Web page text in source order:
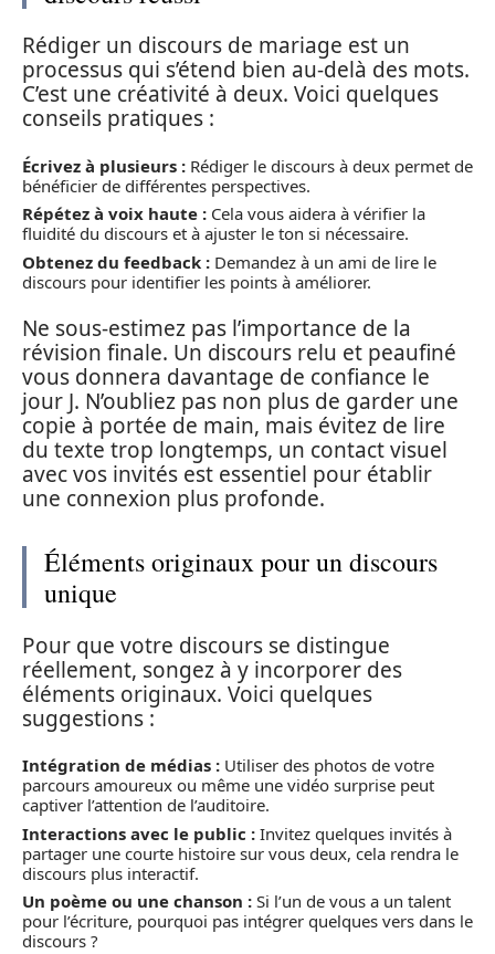
Rédiger un discours de mariage est un
processus qui s’étend bien au-delà des mots.
C’est une créativité à deux. Voici quelques
conseils pratiques :
Écrivez à plusieurs : Rédiger le discours à deux permet de
bénéficier de différentes perspectives.
Répétez à voix haute : Cela vous aidera à vérifier la
fluidité du discours et à ajuster le ton si nécessaire.
Obtenez du feedback : Demandez à un ami de lire le
discours pour identifier les points à améliorer.
Ne sous-estimez pas l’importance de la
révision finale. Un discours relu et peaufiné
vous donnera davantage de confiance le
jour J. N’oubliez pas non plus de garder une
copie à portée de main, mais évitez de lire
du texte trop longtemps, un contact visuel
avec vos invités est essentiel pour établir
une connexion plus profonde.
Éléments originaux pour un discours
unique
Pour que votre discours se distingue
réellement, songez à y incorporer des
éléments originaux. Voici quelques
suggestions :
Intégration de médias : Utiliser des photos de votre
parcours amoureux ou même une vidéo surprise peut
captiver l’attention de l’auditoire.
Interactions avec le public : Invitez quelques invités à
partager une courte histoire sur vous deux, cela rendra le
discours plus interactif.
Un poème ou une chanson : Si l’un de vous a un talent
pour l’écriture, pourquoi pas intégrer quelques vers dans le
discours ?